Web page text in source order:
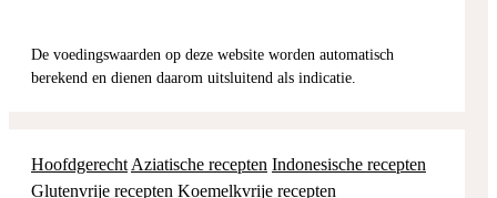
De voedingswaarden op deze website worden automatisch
berekend en dienen daarom uitsluitend als indicatie.
Hoofdgerecht Aziatische recepten Indonesische recepten
Glutenvrije recepten Koemelkvrije recepten